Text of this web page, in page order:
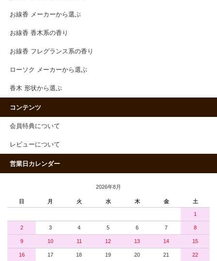
お線香 メーカーから選ぶ
お線香 香木系の香り
お線香 フレグランス系の香り
ローソク メーカーから選ぶ
香木 形状から選ぶ
コンテンツ
会員特典について
レビューについて
営業日カレンダー
2026年8月
日 月 火 水 木 金 土
1
2 3 4 5 6 7 8
9 10 11 12 13 14 15
16 17 18 19 20 21 22